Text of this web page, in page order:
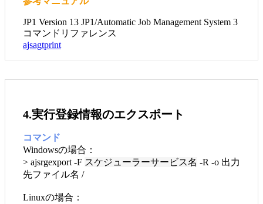
JP1 Version 13 JP1/Automatic Job Management System 3
コマンドリファレンス
ajsagtprint
4.実行登録情報のエクスポート
コマンド
Windowsの場合：
> ajsrgexport -F スケジューラーサービス名 -R -o 出力
先ファイル名 /
Linuxの場合：